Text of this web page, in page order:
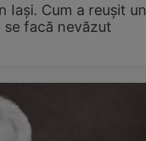
Iași. Cum a reușit un
facă nevăzut